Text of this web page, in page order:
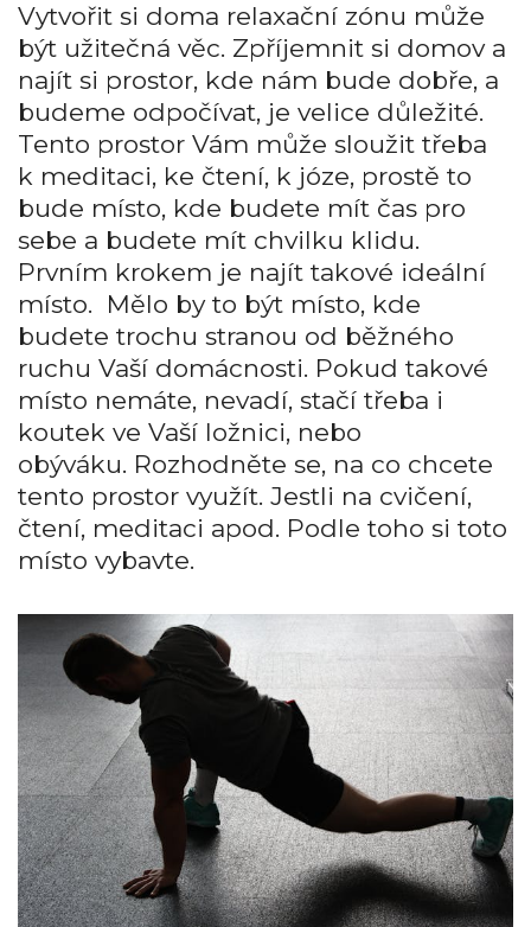
Vytvořit si doma relaxační zónu může
být užitečná věc. Zpříjemnit si domov a
najít si prostor, kde nám bude dobře, a
budeme odpočívat, je velice důležité.
Tento prostor Vám může sloužit třeba
k meditaci, ke čtení, k józe, prostě to
bude místo, kde budete mít čas pro
sebe a budete mít chvilku klidu.
Prvním krokem je najít takové ideální
místo. Mělo by to být místo, kde
budete trochu stranou od běžného
ruchu Vaší domácnosti. Pokud takové
místo nemáte, nevadí, stačí třeba i
koutek ve Vaší ložnici, nebo
obýváku. Rozhodněte se, na co chcete
tento prostor využít. Jestli na cvičení,
čtení, meditaci apod. Podle toho si toto
místo vybavte.